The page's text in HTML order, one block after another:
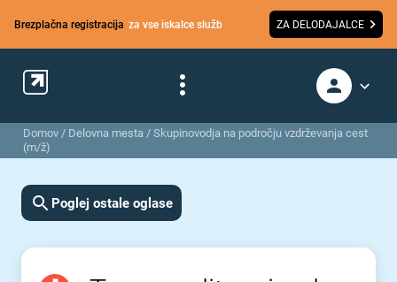
Brezplačna registracija za vse iskalce služb ZA DELODAJALCE
Domov / Delovna mesta / Skupinovodja na področju vzdrževanja cest
(m/ž)
Poglej ostale oglase